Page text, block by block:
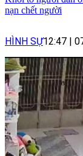
nạn chết người
HÌNH SỰ12:47 |